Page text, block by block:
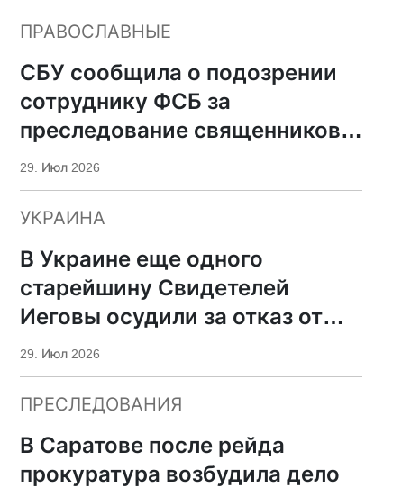
ПРАВОСЛАВНЫЕ
СБУ сообщила о подозрении
сотруднику ФСБ за
преследование священников
ПЦУ
29. Июл 2026
УКРАИНА
В Украине еще одного
старейшину Свидетелей
Иеговы осудили за отказ от
мобилизации
29. Июл 2026
ПРЕСЛЕДОВАНИЯ
В Саратове после рейда
прокуратура возбудила дело